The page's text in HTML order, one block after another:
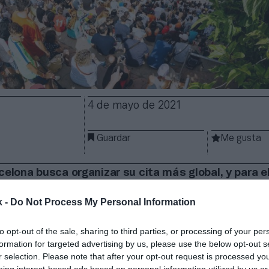
- Do Not Process My Personal Information
opt-out of the sale, sharing to third parties, or processing of your
for targeted advertising by us, please use the below opt-out
selection. Please note that after your opt-out request is processed
4 de mayo de 2021
Guardar Me gusta
busca organizar su cita más global, y para
un acuerdo con SevenMila, gestorA del evento de
Los términos económicos del acuerdo no han
juguetes tendrá visibilidad durante el evento y